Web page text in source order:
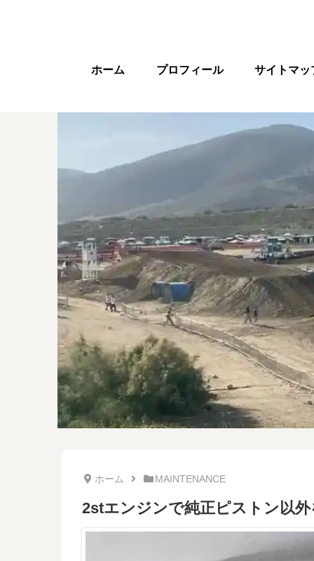
ホーム プロフィール サイトマッ
ホーム MAINTENANCE
2stエンジンで純正ピストン以